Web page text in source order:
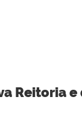
Reitoria